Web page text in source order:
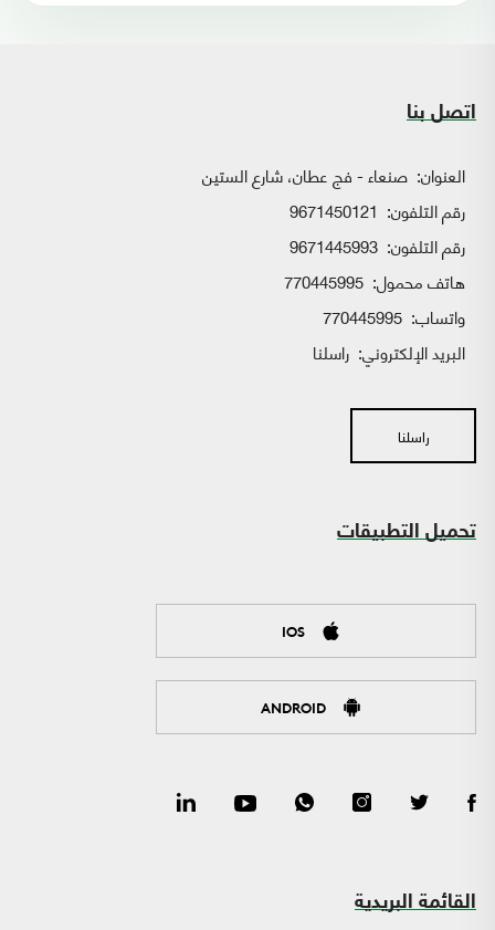
اتصل بنا
العنوان: صنعاء - فج عطان، شارع الستين
رقم التلفون: 9671450121
رقم التلفون: 9671445993
هاتف محمول: 770445995
واتساب:
البريد الإلكتروني: راسلنا
راسلنا
تحميل التطبيقات
IOS
ANDROID
القائمة البريدية